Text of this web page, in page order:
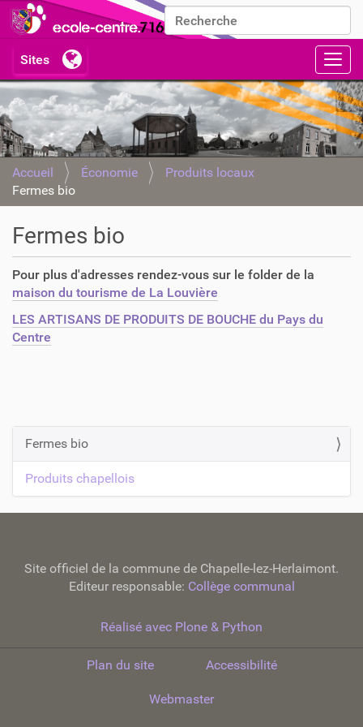
Chercher par
Recherche avancée…
Accueil Économie
Produits locaux
Fermes bio
Fermes bio
Pour plus d'adresses rendez-vous sur le folder de la
maison du tourisme de La Louvière
LES ARTISANS DE PRODUITS DE BOUCHE du Pays du
Centre
N
a
v
i
a
n
Fermes bio
Produits chapellois
Site officiel de la commune de Chapelle-lez-Herlaimont.
Editeur responsable: Collège communal
Réalisé avec Plone & Python
Plan du site Accessibilité
Webmaster